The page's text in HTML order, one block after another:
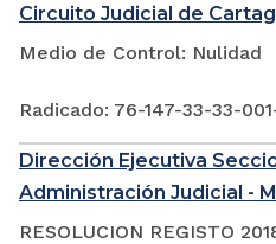
Circuito Judicial de
Medio de Control: Nulidad
Radicado: 76-147-33-33-
Dirección Ejecutiva
Administración Judicial -
RESOLUCION REGISTO